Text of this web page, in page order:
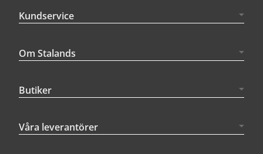
Kundservice
Om Stalands
Butiker
Våra leverantörer